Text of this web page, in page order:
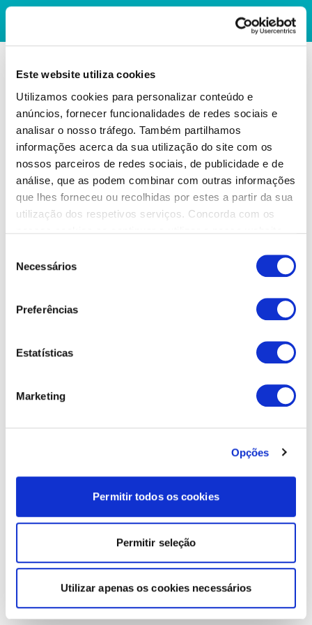
Este website utiliza cookies
Utilizamos cookies para personalizar conteúdo e
anúncios, fornecer funcionalidades de redes sociais e
analisar o nosso tráfego. Também partilhamos
informações acerca da sua utilização do site com os
nossos parceiros de redes sociais, de publicidade e de
análise, que as podem combinar com outras informações
que lhes forneceu ou recolhidas por estes a partir da sua
utilização dos respetivos serviços. Concorda com os
Necessários
Preferências
Estatísticas
Marketing
Opções
Permitir todos os cookies
Permitir seleção
Utilizar apenas os cookies necessários